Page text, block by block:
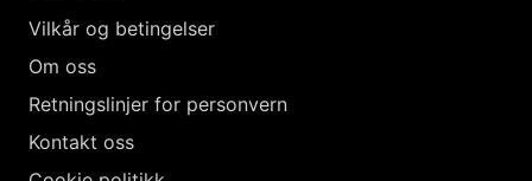
Vilkår og betingelser
Om oss
Retningslinjer for personvern
Kontakt oss